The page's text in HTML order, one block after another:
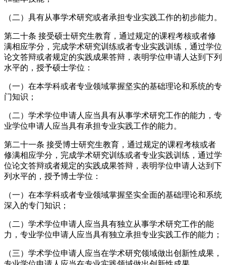
（二）具有从事学术研究或者承担专业实践工作的初步能力。
第二十条 接受硕士研究生教育，通过规定的课程考核或者修
满相应学分，完成学术研究训练或者专业实践训练，通过学位
论文答辩或者规定的实践成果答辩，表明学位申请人达到下列
水平的，授予硕士学位：
（一）在本学科或者专业领域掌握坚实的基础理论和系统的专
门知识；
（二）学术学位申请人应当具有从事学术研究工作的能力，专
业学位申请人应当具有承担专业实践工作的能力。
第二十一条 接受博士研究生教育，通过规定的课程考核或者
修满相应学分，完成学术研究训练或者专业实践训练，通过学
位论文答辩或者规定的实践成果答辩，表明学位申请人达到下
列水平的，授予博士学位：
（一）在本学科或者专业领域掌握坚实全面的基础理论和系统
深入的专门知识；
（二）学术学位申请人应当具有独立从事学术研究工作的能
力，专业学位申请人应当具有独立承担专业实践工作的能力；
（三）学术学位申请人应当在学术研究领域做出创新性成果，